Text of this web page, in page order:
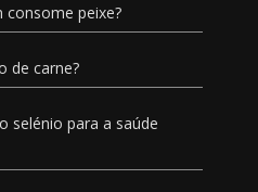
peixe?
de carne?
selénio para a saúde